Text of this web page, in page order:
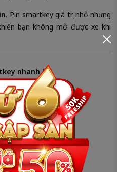
. Pin smartkey giá trị nhỏ nhưng
bạn không mở được xe khi
nhanh hư
cấp:
xe
nước